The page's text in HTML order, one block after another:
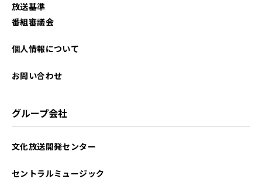
放送基準
番組審議会
個人情報について
お問い合わせ
グループ会社
文化放送開発センター
セントラルミュージック